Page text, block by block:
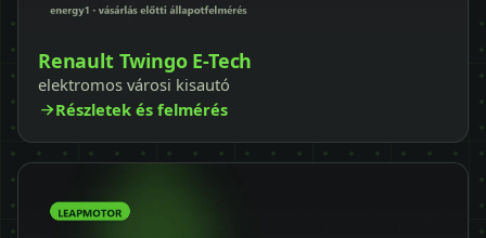
Renault Twingo E-Tech
elektromos városi kisautó
Részletek és felmérés